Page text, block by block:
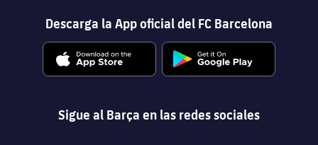
Descarga la App oficial del FC Barcelona
Sigue al Barça en las redes sociales